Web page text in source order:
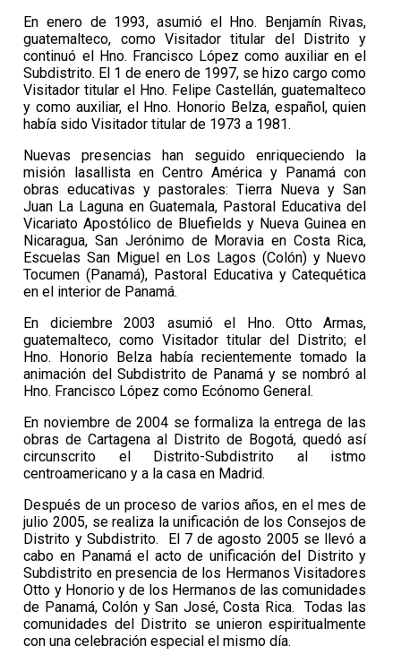
En enero de 1993, asumió el Hno. Benjamín Rivas,
guatemalteco, como Visitador titular del Distrito y
continuó el Hno. Francisco López como auxiliar en el
Subdistrito. El 1 de enero de 1997, se hizo cargo como
Visitador titular el Hno. Felipe Castellán, guatemalteco
y como auxiliar, el Hno. Honorio Belza, español, quien
había sido Visitador titular de 1973 a 1981.
Nuevas presencias han seguido enriqueciendo la
misión lasallista en Centro América y Panamá con
obras educativas y pastorales: Tierra Nueva y San
Juan La Laguna en Guatemala, Pastoral Educativa del
Vicariato Apostólico de Bluefields y Nueva Guinea en
Nicaragua, San Jerónimo de Moravia en Costa Rica,
Escuelas San Miguel en Los Lagos (Colón) y Nuevo
Tocumen (Panamá), Pastoral Educativa y Catequética
en el interior de Panamá.
En diciembre 2003 asumió el Hno. Otto Armas,
guatemalteco, como Visitador titular del Distrito; el
Hno. Honorio Belza había recientemente tomado la
animación del Subdistrito de Panamá y se nombró al
Hno. Francisco López como Ecónomo General.
En noviembre de 2004 se formaliza la entrega de las
obras de Cartagena al Distrito de Bogotá, quedó así
circunscrito el Distrito-Subdistrito al istmo
centroamericano y a la casa en Madrid.
Después de un proceso de varios años, en el mes de
julio 2005, se realiza la unificación de los Consejos de
Distrito y Subdistrito. El 7 de agosto 2005 se llevó a
cabo en Panamá el acto de unificación del Distrito y
Subdistrito en presencia de los Hermanos Visitadores
Otto y Honorio y de los Hermanos de las comunidades
de Panamá, Colón y San José, Costa Rica. Todas las
comunidades del Distrito se unieron espiritualmente
con una celebración especial el mismo día.